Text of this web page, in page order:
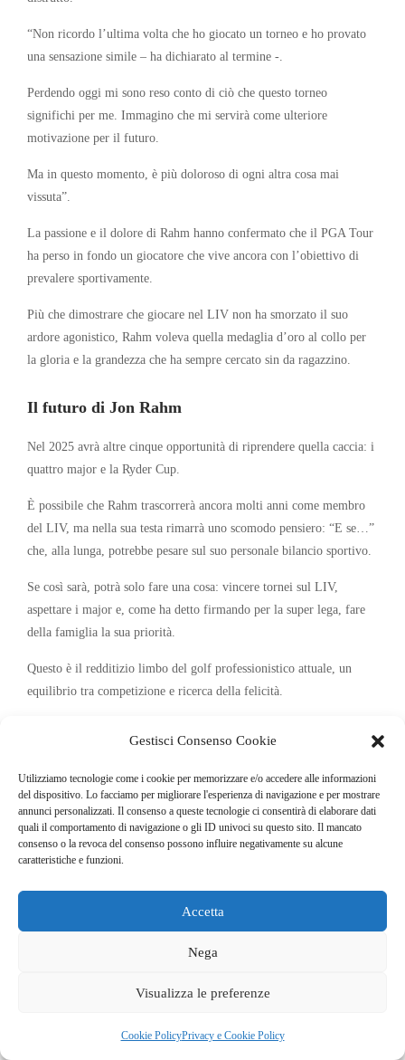
Gestisci Consenso Cookie
Utilizziamo tecnologie come i cookie per memorizzare e/o accedere alle informazioni
del dispositivo. Lo facciamo per migliorare l'esperienza di navigazione e per mostrare
annunci personalizzati. Il consenso a queste tecnologie ci consentirà di elaborare dati
quali il comportamento di navigazione o gli ID univoci su questo sito. Il mancato
consenso o la revoca del consenso possono influire negativamente su alcune
caratteristiche e funzioni.
Accetta
Nega
Visualizza le preferenze
Cookie PolicyPrivacy e Cookie Policy
“Non ricordo l’ultima volta che ho giocato un torneo e ho provato
una sensazione simile – ha dichiarato al termine -.
Perdendo oggi mi sono reso conto di ciò che questo torneo
significhi per me. Immagino che mi servirà come ulteriore
motivazione per il futuro.
Ma in questo momento, è più doloroso di ogni altra cosa mai
vissuta”.
La passione e il dolore di Rahm hanno confermato che il PGA Tour
ha perso in fondo un giocatore che vive ancora con l’obiettivo di
prevalere sportivamente.
Più che dimostrare che giocare nel LIV non ha smorzato il suo
ardore agonistico, Rahm voleva quella medaglia d’oro al collo per
la gloria e la grandezza che ha sempre cercato sin da ragazzino.
Il futuro di Jon Rahm
Nel 2025 avrà altre cinque opportunità di riprendere quella caccia: i
quattro major e la Ryder Cup.
È possibile che Rahm trascorrerà ancora molti anni come membro
del LIV, ma nella sua testa rimarrà uno scomodo pensiero: “E se…”
che, alla lunga, potrebbe pesare sul suo personale bilancio sportivo.
Se così sarà, potrà solo fare una cosa: vincere tornei sul LIV,
aspettare i major e, come ha detto firmando per la super lega, fare
della famiglia la sua priorità.
Questo è il redditizio limbo del golf professionistico attuale, un
equilibrio tra competizione e ricerca della felicità.
ferrea ricerca del successo e della gloria.
Silvio Grappasonni: prendiamo esempio dal tennis